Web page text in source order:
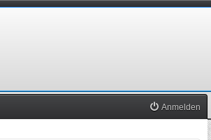
Anmelden